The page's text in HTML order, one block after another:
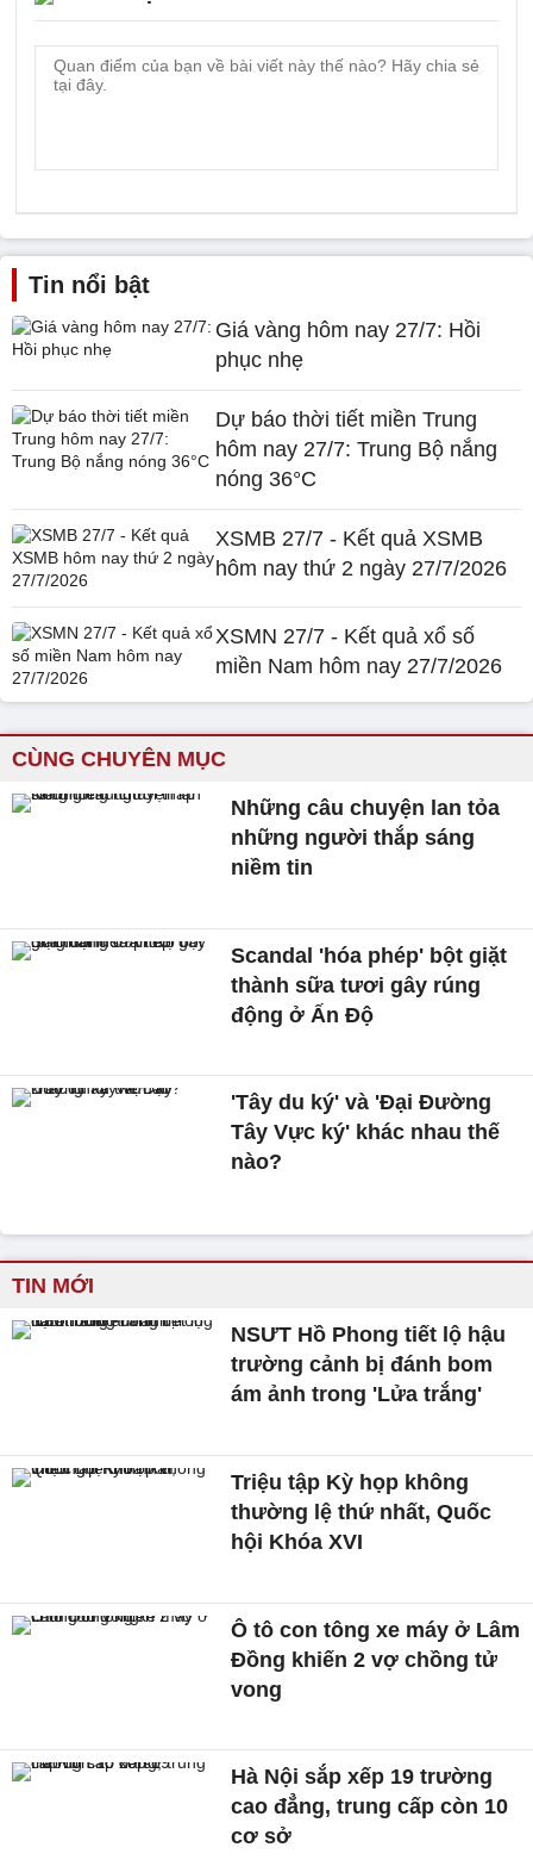
Tin nổi bật
Giá vàng hôm nay 27/7: Hồi
phục nhẹ
Dự báo thời tiết miền Trung
hôm nay 27/7: Trung Bộ nắng
nóng 36°C
XSMB 27/7 - Kết quả XSMB
hôm nay thứ 2 ngày 27/7/2026
XSMN 27/7 - Kết quả xổ số
miền Nam hôm nay 27/7/2026
CÙNG CHUYÊN MỤC
Những câu chuyện lan tỏa
những người thắp sáng
niềm tin
Scandal 'hóa phép' bột giặt
thành sữa tươi gây rúng
động ở Ấn Độ
'Tây du ký' và 'Đại Đường
Tây Vực ký' khác nhau thế
nào?
TIN MỚI
NSƯT Hồ Phong tiết lộ hậu
trường cảnh bị đánh bom
ám ảnh trong 'Lửa trắng'
Triệu tập Kỳ họp không
thường lệ thứ nhất, Quốc
hội Khóa XVI
Ô tô con tông xe máy ở Lâm
Đồng khiến 2 vợ chồng tử
vong
Hà Nội sắp xếp 19 trường
cao đẳng, trung cấp còn 10
cơ sở